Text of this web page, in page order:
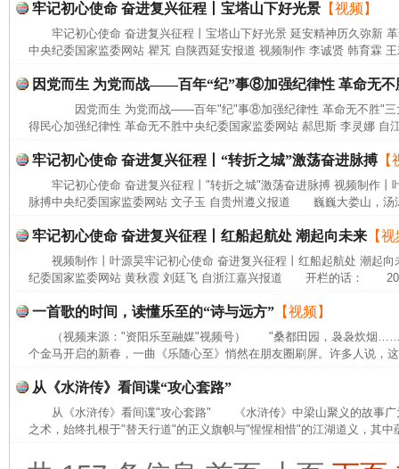
牢记初心使命 奋进复兴征程丨宝塔山下好光景 【视频】
牢记初心使命 奋进复兴征程丨宝塔山下好光景 延安精神历久弥新
中央纪委国家监委网站 瞿芃 自陕西延安报道 视频制作 李诚贤 韩育霖
因党而生 为党而战——百年“纪”事⑧加强纪律性 革命无不
因党而生 为党而战——百年"纪"事⑧加强纪律性 革命无不胜"三
得民心加强纪律性 革命无不胜中央纪委国家监委网站 郝思斯 李灵娜 自
牢记初心使命 奋进复兴征程丨“转折之城”激荡奋进脉搏【
牢记初心使命 奋进复兴征程丨"转折之城"激荡奋进脉搏 视频制作丨
脉搏中央纪委国家监委网站 文子玉 自贵州遵义报道 巍巍大娄山，汤
牢记初心使命 奋进复兴征程丨红船起航处 潮起向未来 【
视频制作丨叶源昊牢记初心使命 奋进复兴征程丨红船起航处 潮起
纪委国家监委网站 黄秋霞 刘廷飞 自浙江嘉兴报道 开栏的话：
一首歌的时间，读懂乐至的“诗与远方” 【视频】
（视频来源："资阳乐至融媒"视频号） "桑都田园，袅袅炊烟
个金马开启的新春，一曲《乐随心至》悄然在朋友圈刷屏。许多人说，
从《水浒传》看间谍“攻心套路”
从《水浒传》看间谍"攻心套路" 《水浒传》中梁山聚义的故事广
之术，始终扎根于"替天行道"的正义旗帜与"惺惺相惜"的江湖道义，其中